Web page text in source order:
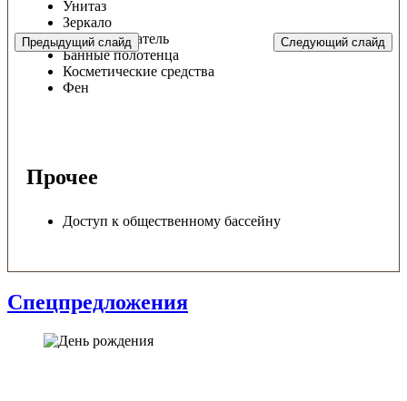
Предыдущий слайд Следующий слайд
Унитаз
Зеркало
Водонагреватель
Банные полотенца
Косметические средства
Фен
Прочее
Доступ к общественному бассейну
Спецпредложения